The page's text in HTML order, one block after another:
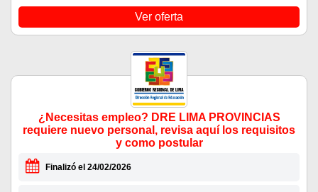
Ver oferta
¿Necesitas empleo? DRE LIMA PROVINCIAS
requiere nuevo personal, revisa aquí los requisitos
y como postular
Finalizó el 24/02/2026